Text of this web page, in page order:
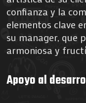
confianza y la
elementos clave
su manager, que
armoniosa y
Apoyo al